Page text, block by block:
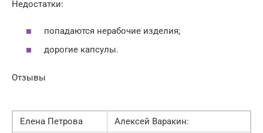
Недостатки:
попадаются нерабочие изделия;
дорогие капсулы.
Отзывы
Елена Петрова
Алексей Варакин: